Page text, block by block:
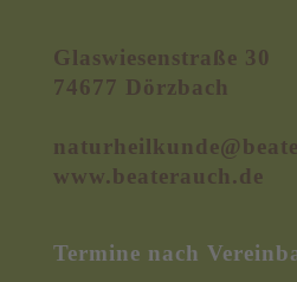
Glaswiesenstraße 30
74677 Dörzbach
www.beaterauch.de
Termine nach